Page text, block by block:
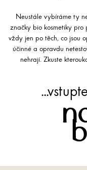
Neustále vybíráme ty
značky bio kosmetiky pro
vždy jen po těch, co jsou
účinné a opravdu
nehrají. Zkuste